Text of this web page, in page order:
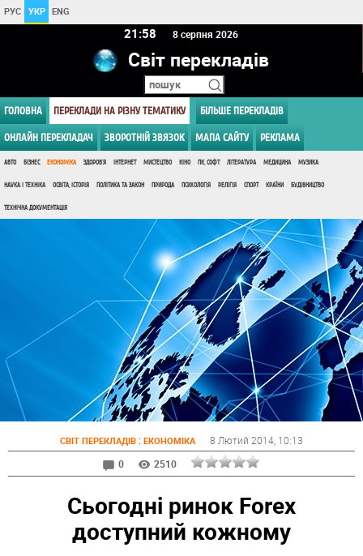
РУС УКР ENG
21:58 8 серпня 2026
Світ перекладів
ГОЛОВНА ПЕРЕКЛАДИ НА РІЗНУ ТЕМАТИКУ БІЛЬШЕ ПЕРЕКЛАДІВ
ОНЛАЙН ПЕРЕКЛАДАЧ ЗВОРОТНІЙ ЗВЯЗОК МАПА САЙТУ РЕКЛАМА
АВТО БІЗНЕС ЕКОНОМІКА ЗДОРОВ'Я ІНТЕРНЕТ МИСТЕЦТВО КІНО ПК, СОФТ ЛІТЕРАТУРА МЕДИЦИНА МУЗИКА
НАУКА І ТЕХНІКА ОСВІТА, ІСТОРІЯ ПОЛІТИКА ТА ЗАКОН ПРИРОДА ПСИХОЛОГІЯ РЕЛІГІЯ СПОРТ КРАЇНИ БУДІВНИЦТВО
ТЕХНІЧНА ДОКУМЕНТАЦІЯ
СВІТ ПЕРЕКЛАДІВ : ЕКОНОМІКА 8 Лютий 2014 , 10:13
0
2510
Сьогодні ринок Forex
доступний кожному